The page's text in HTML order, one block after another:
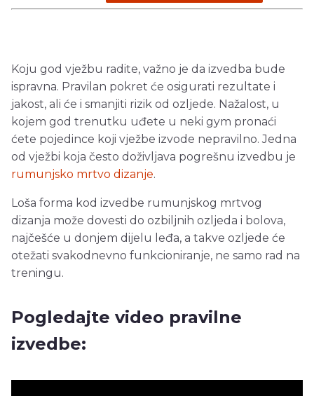
Koju god vježbu radite, važno je da izvedba bude
ispravna. Pravilan pokret će osigurati rezultate i
jakost, ali će i smanjiti rizik od ozljede. Nažalost, u
kojem god trenutku uđete u neki gym pronaći
ćete pojedince koji vježbe izvode nepravilno. Jedna
od vježbi koja često doživljava pogrešnu izvedbu je
rumunjsko mrtvo dizanje.
Loša forma kod izvedbe rumunjskog mrtvog
dizanja može dovesti do ozbiljnih ozljeda i bolova,
najčešće u donjem dijelu leđa, a takve ozljede će
otežati svakodnevno funkcioniranje, ne samo rad na
treningu.
Pogledajte video pravilne
izvedbe: